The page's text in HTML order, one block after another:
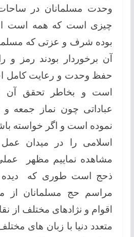
وحدت مسلمانان در
چیزی است که همه است
بوده شرف و عزتی که
آن برخوردار بودند رمز و
حفظ وحدت و رعایت کامل
است و بخاطر تحقق آن
عباداتی چون نماز جمعه
نموده است و اگر خواسته
اسلامی را در میدان
مشاهده نماییم مظهر
ذحج است طوری که دیده
مراسم حج مسلمانان از
اقوام و نژادهای مختلف از
متعدد دنیا با زبان های